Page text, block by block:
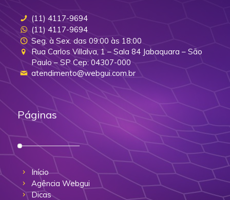
(11) 4117-9694
(11) 4117-9694
Seg. à Sex. das 09:00 às 18:00
Rua Carlos Villalva, 1 – Sala 84 Jabaquara – São
Paulo – SP Cep: 04307-000
atendimento@webgui.com.br
Páginas
Início
Agência Webgui
Dicas